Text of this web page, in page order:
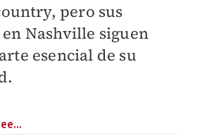
pero sus
Nashville siguen
esencial de su